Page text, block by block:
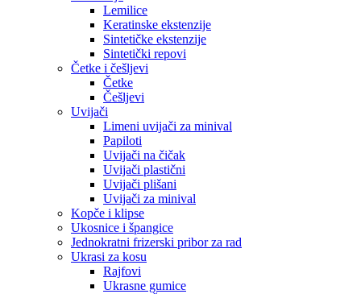
Lemilice
Keratinske ekstenzije
Sintetičke ekstenzije
Sintetički repovi
Četke i češljevi
Četke
Češljevi
Uvijači
Limeni uvijači za minival
Papiloti
Uvijači na čičak
Uvijači plastični
Uvijači plišani
Uvijači za minival
Kopče i klipse
Ukosnice i špangice
Jednokratni frizerski pribor za rad
Ukrasi za kosu
Rajfovi
Ukrasne gumice